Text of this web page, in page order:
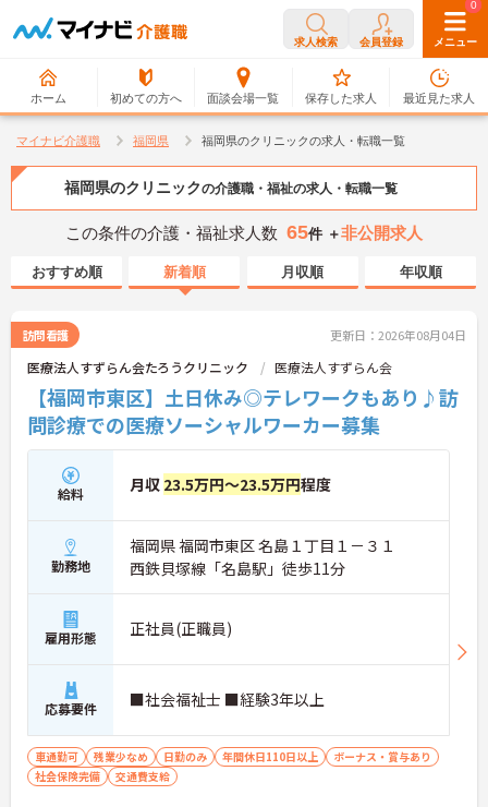
求人検索 会員登録 メニュー
ホーム 初めての方へ 面談会場一覧
0
保存した求人
0
最近見た求人
マイナビ介護職 福岡県 福岡県のクリニックの求人・転職一覧
福岡県のクリニックの介護職・福祉の求人・転職一覧
この条件の介護・福祉求人数 65件 ＋非公開求人
おすすめ順 新着順 月収順 年収順
訪問看護 更新日：2026年08月04日
医療法人すずらん会たろうクリニック 医療法人すずらん会
【福岡市東区】土日休み◎テレワークもあり♪訪
問診療での医療ソーシャルワーカー募集
給料 月収 23.5万円～23.5万円程度
勤務地
福岡県 福岡市東区 名島１丁目１－３１
西鉄貝塚線「名島駅」徒歩11分
雇用形態 正社員(正職員)
応募要件 ■社会福祉士 ■経験3年以上
車通勤可 残業少なめ 日勤のみ 年間休日110日以上
ボーナス・賞与あり
社会保険完備
交通費支給